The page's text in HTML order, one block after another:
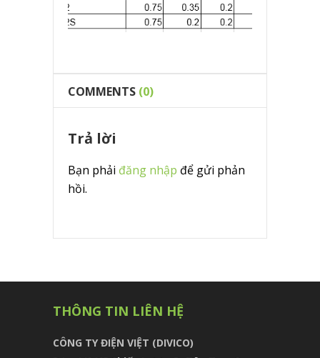
COMMENTS (0)
Trả lời
Bạn phải đăng nhập để gửi phản
hồi.
THÔNG TIN LIÊN HỆ
CÔNG TY ĐIỆN VIỆT (DIVICO)